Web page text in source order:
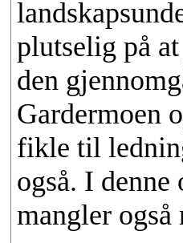
plutselig på
den
Gardermoen
fikle til
også. I
mangler